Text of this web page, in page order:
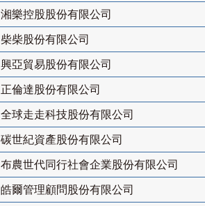
湘樂控股股份有限公司
柴柴股份有限公司
興亞貿易股份有限公司
正倫達股份有限公司
全球走走科技股份有限公司
碳世紀資產股份有限公司
布農世代同行社會企業股份有限公司
皓爾管理顧問股份有限公司